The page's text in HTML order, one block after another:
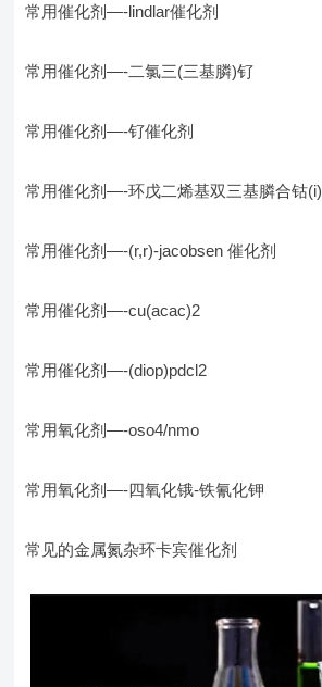
常用催化剂—-lindlar催化剂
常用催化剂—-二氯三(三基膦)钌
常用催化剂—-钌催化剂
常用催化剂—-环戊二烯基双三基膦合钴(i)
常用催化剂—-(r,r)-jacobsen 催化剂
常用催化剂—-cu(acac)2
常用催化剂—-(diop)pdcl2
常用氧化剂—-oso4/nmo
常用氧化剂—-四氧化锇-铁氰化钾
常见的金属氮杂环卡宾催化剂